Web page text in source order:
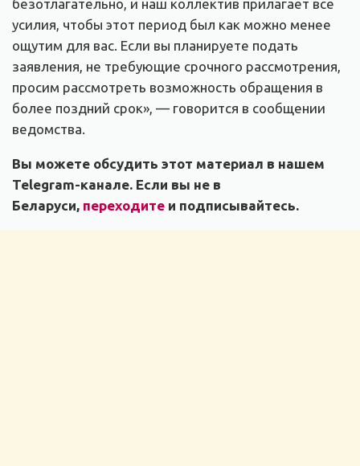
безотлагательно, и наш коллектив прилагает все
усилия, чтобы этот период был как можно менее
ощутим для вас. Если вы планируете подать
заявления, не требующие срочного рассмотрения,
просим рассмотреть возможность обращения в
более поздний срок», — говорится в сообщении
ведомства.
Вы можете обсудить этот материал в нашем
Telegram-канале. Если вы не в
Беларуси, переходите и подписывайтесь.